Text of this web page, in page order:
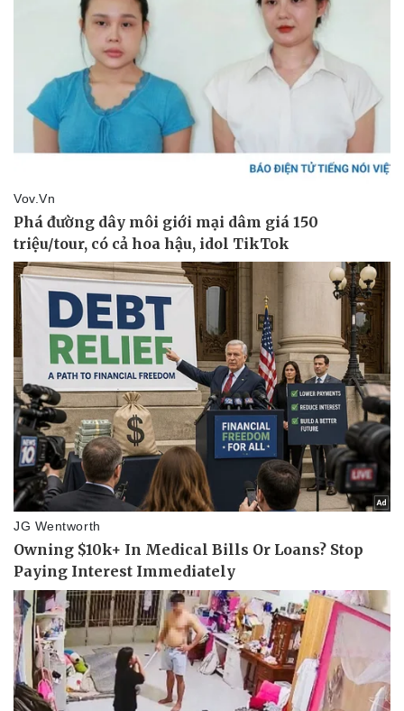
Kinh tế
Bất động sản
Khởi nghiệp
Thị trường
Giá vàng
Tiêu dùng
Tỷ giá
Chứng khoán
Giá cà phê